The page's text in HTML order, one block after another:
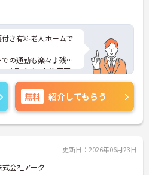
き有料老人ホームで
の通勤も楽々♪残業
プライベートや家庭
◎各種手当も充実！長
。
ましたら面接のポイ
応募お待ちしており
無料 紹介してもらう
更新日：2026年06月23日
式会社アーク